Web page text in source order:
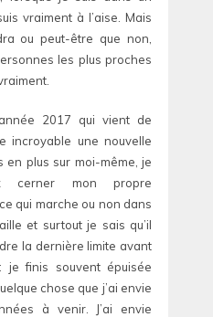
vraiment à l’aise. Mais
ou peut-être que non,
les plus proches
2017 qui vient de
incroyable une nouvelle
en plus sur moi-même, je
cerner mon propre
qui marche ou non dans
et surtout je sais qu’il
la dernière limite avant
finis souvent épuisée
chose que j’ai envie
à venir. J’ai envie